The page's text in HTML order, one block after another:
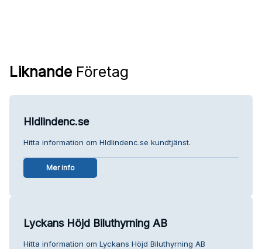
Liknande Företag
Hldlindenc.se
Hitta information om Hldlindenc.se kundtjänst.
Mer info
Lyckans Höjd Biluthyrning AB
Hitta information om Lyckans Höjd Biluthyrning AB